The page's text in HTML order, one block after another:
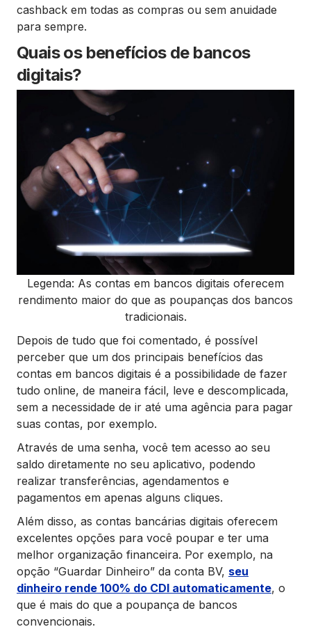
cashback em todas as compras ou sem anuidade
para sempre.
Quais os benefícios de bancos
digitais?
Legenda: As contas em bancos digitais oferecem
rendimento maior do que as poupanças dos bancos
tradicionais.
Depois de tudo que foi comentado, é possível
perceber que um dos principais benefícios das
contas em bancos digitais é a possibilidade de fazer
tudo online, de maneira fácil, leve e descomplicada,
sem a necessidade de ir até uma agência para pagar
suas contas, por exemplo.
Através de uma senha, você tem acesso ao seu
saldo diretamente no seu aplicativo, podendo
realizar transferências, agendamentos e
pagamentos em apenas alguns cliques.
Além disso, as contas bancárias digitais oferecem
excelentes opções para você poupar e ter uma
melhor organização financeira. Por exemplo, na
opção “Guardar Dinheiro” da conta BV, seu
dinheiro rende 100% do CDI automaticamente, o
que é mais do que a poupança de bancos
convencionais.